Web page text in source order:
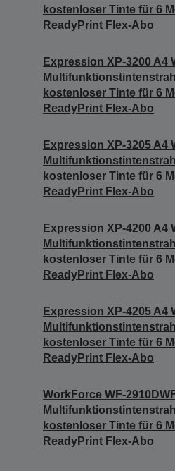
kostenloser Tinte für 6
ReadyPrint Flex-Abo
Expression XP-3200 A4
kostenloser Tinte für 6
ReadyPrint Flex-Abo
Expression XP-3205 A4
kostenloser Tinte für 6
ReadyPrint Flex-Abo
Expression XP-4200 A4
kostenloser Tinte für 6
ReadyPrint Flex-Abo
Expression XP-4205 A4
kostenloser Tinte für 6
ReadyPrint Flex-Abo
WorkForce WF-
kostenloser Tinte für 6
ReadyPrint Flex-Abo